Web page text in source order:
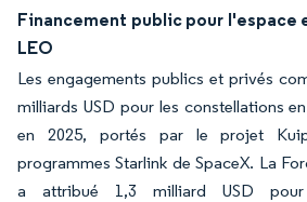
Financement public pour l'espace
LEO
Les engagements publics et privés
milliards USD pour les constellations
en 2025, portés par le projet
programmes Starlink de SpaceX. La
a attribué 1,3 milliard USD